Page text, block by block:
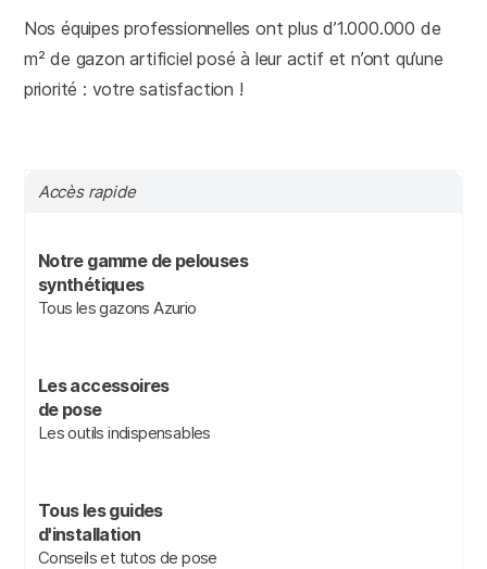
Nos équipes professionnelles ont plus d’1.000.000 de
m² de gazon artificiel posé à leur actif et n’ont qu’une
priorité : votre satisfaction !
Accès rapide
Notre gamme de pelouses
synthétiques
Tous les gazons Azurio
Les accessoires
de pose
Les outils indispensables
Tous les guides
d'installation
Conseils et tutos de pose